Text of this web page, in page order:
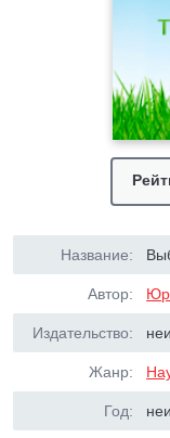
Название:
Автор:
Издательство:
Жанр:
Год: